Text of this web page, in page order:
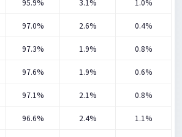
95.9% 3.1% 1.0%
97.0% 2.6% 0.4%
97.3% 1.9% 0.8%
97.6% 1.9% 0.6%
97.1% 2.1% 0.8%
96.6% 2.4% 1.1%